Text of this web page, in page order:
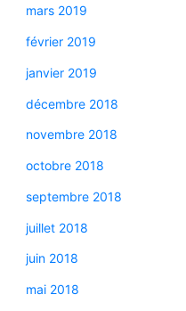
mars 2019
février 2019
janvier 2019
décembre 2018
novembre 2018
octobre 2018
septembre 2018
juillet 2018
juin 2018
mai 2018